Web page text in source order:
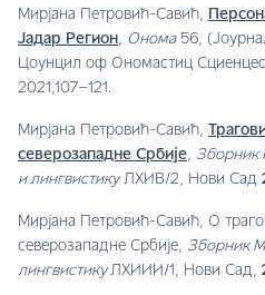
Мирјана Петровић-Савић,
Јадар Регион , Онома56,
Цоунцил оф Ономастиц
2021,107–121.
Мирјана Петровић-Савић,
северозападне Србије, Зборник
и лингвистикуЛXИВ/2, Нови Сад
Мирјана Петровић-Савић, О
северозападне Србије, Зборник
лингвистикуЛXИИИ/1, Нови Сад,